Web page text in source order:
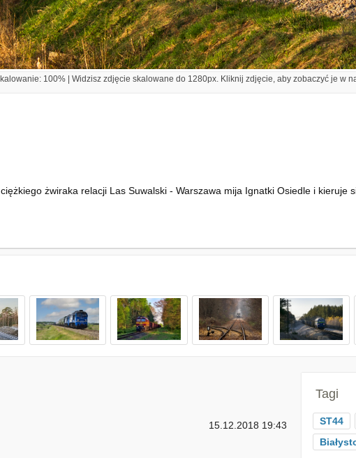
100% | Widzisz zdjęcie skalowane do 1280px. Kliknij zdjęcie, aby zobaczyć je w
żwiraka relacji Las Suwalski - Warszawa mija Ignatki Osiedle i kieruje
15.12.2018 19:43
Tagi
ST44